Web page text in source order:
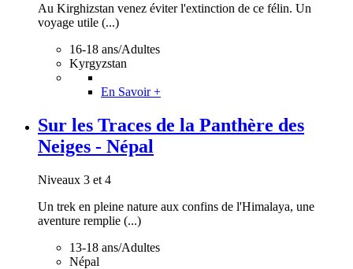
Au Kirghizstan venez éviter l'extinction de ce félin. Un
voyage utile (...)
16-18 ans/Adultes
Kyrgyzstan
En Savoir +
Sur les Traces de la Panthère des
Neiges - Népal
Niveaux 3 et 4
Un trek en pleine nature aux confins de l'Himalaya, une
aventure remplie (...)
13-18 ans/Adultes
Népal